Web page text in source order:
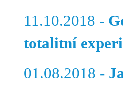
11.10.2018 -
totalitní
01.08.2018 -